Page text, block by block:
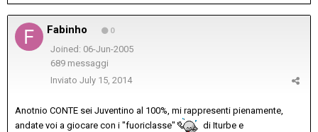
Fabinho 0
Joined: 06-Jun-2005
689 messaggi
Inviato July 15, 2014
Anotnio CONTE sei Juventino al 100%, mi rappresenti pienamente,
andate voi a giocare con i "fuoriclasse"
di Iturbe e